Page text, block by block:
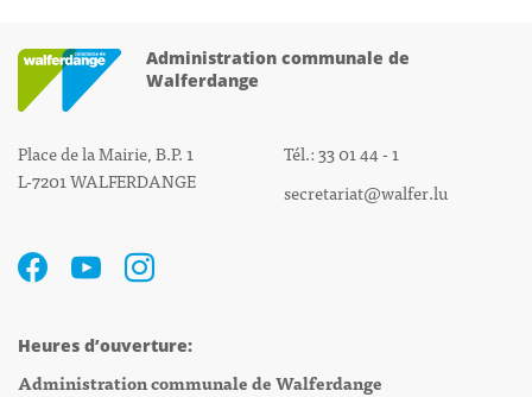
Administration communale de
Walferdange
Place de la Mairie, B.P. 1
L-7201 WALFERDANGE
Tél.: 33 01 44 - 1
secretariat@walfer.lu
Heures d’ouverture:
Administration communale de Walferdange